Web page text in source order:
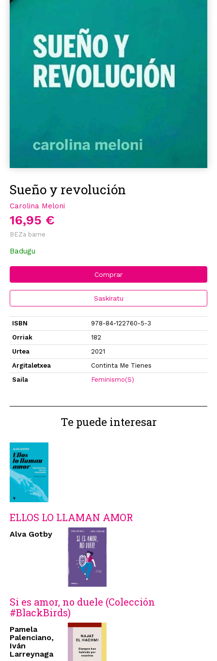
Sueño y revolución
Carolina Meloni
16,95 €
BEZa barne
Badugu
Comprar
Saskiratu
ISBN
978-84-122760-5-3
Orriak
182
Urtea
2021
Argitaletxea
Continta Me Tienes
Saila
Feminismo(S)
Te puede interesar
ELLOS LO LLAMAN AMOR
Alva Gotby
Si es amor, no duele (Colección
#BlackBirds)
Pamela
Palenciano,
Iván
Larreynaga